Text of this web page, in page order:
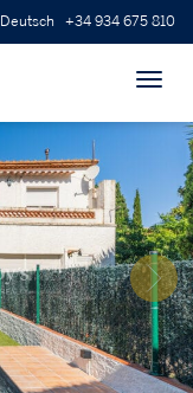
Deutsch +34 934 675 810